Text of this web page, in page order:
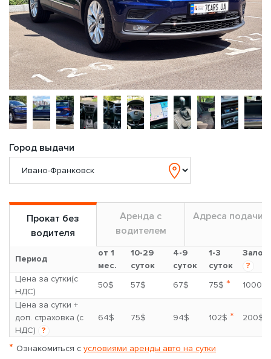
Город выдачи
Прокат без
водителя
Аренда с
водителем
Адреса подачи
Период
от 1
мес.
10-29
суток
4-9
суток
1-3
суток
Залог
?
Цена за сутки(с
НДС)
50$ 57$ 67$ 75$ *
1000$
Цена за сутки +
доп. страховка (с
НДС)
?
64$ 75$ 94$ 102$ * 200$
* Ознакомиться с условиями аренды авто на сутки